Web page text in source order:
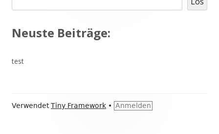
Seitenleiste
Neuste Beiträge:
test
Footer
VerwendetTiny Framework • Anmelden